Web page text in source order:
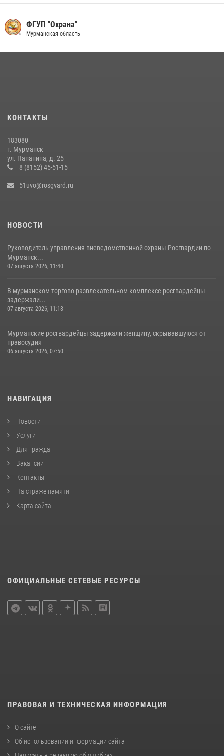
СКРЫВАВШЕГОСЯ ОТ ПРАВОСУДИЯ
16 июля 2026, 08:37
В МУРМАНСКЕ ПРЕДСТАВИТЕЛИ РОСГВАРДИИ И
ТЕРРИТОРИАЛЬНОЙ ИЗБИРАТЕЛЬНОЙ КОМИССИИ ОБСУДИЛИ
АЛГОРИТМЫ ОБЕСПЕЧЕНИЯ БЕЗОПАСНОСТИ В ПЕРИОД ВЫБОРОВ
ФГУП "Охрана"
Мурманская область
КОНТАКТЫ
183080
г. Мурманск
ул. Папанина, д. 25
8 (8152) 45-51-15
51uvo@rosgvard.ru
НОВОСТИ
Руководитель управления вневедомственной охраны Росгвардии по
Мурманск...
07 августа 2026, 11:40
В мурманском торгово-развлекательном комплексе росгвардейцы
задержали...
07 августа 2026, 11:18
Мурманские росгвардейцы задержали женщину, скрывавшуюся от
правосудия
06 августа 2026, 07:50
НАВИГАЦИЯ
Новости
Услуги
Для граждан
Вакансии
Контакты
На страже памяти
Карта сайта
ОФИЦИАЛЬНЫЕ СЕТЕВЫЕ РЕСУРСЫ
ПРАВОВАЯ И ТЕХНИЧЕСКАЯ ИНФОРМАЦИЯ
О сайте
Об использовании информации сайта